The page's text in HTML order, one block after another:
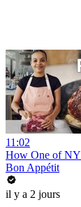
11:02
How One of
Bon Appétit
il y a 2 jours